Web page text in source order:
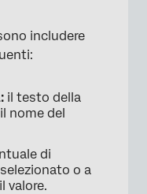
includere
il testo della
nome del
di
o a
valore.